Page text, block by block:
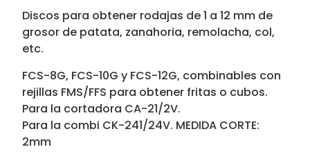
Discos para obtener rodajas de 1 a 12 mm de
grosor de patata, zanahoria, remolacha, col,
etc.
FCS-8G, FCS-10G y FCS-12G, combinables con
rejillas FMS/FFS para obtener fritas o cubos.
Para la cortadora CA-21/2V.
Para la combi CK-241/24V. MEDIDA CORTE:
2mm